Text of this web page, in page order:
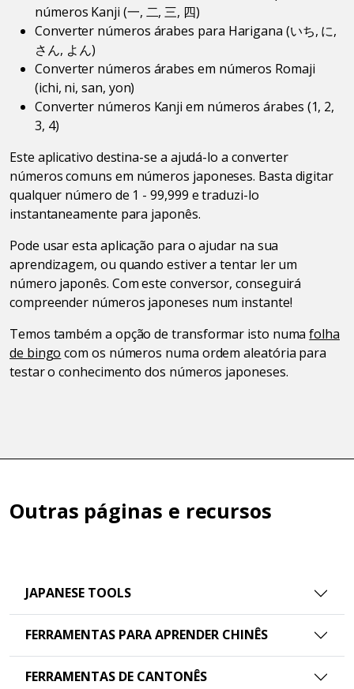
números Kanji (一, 二, 三, 四)
Converter números árabes para Harigana (いち, に,
さん, よん)
Converter números árabes em números Romaji
(ichi, ni, san, yon)
Converter números Kanji em números árabes (1, 2,
3, 4)
Este aplicativo destina-se a ajudá-lo a converter
números comuns em números japoneses. Basta digitar
qualquer número de 1 - 99,999 e traduzi-lo
instantaneamente para japonês.
Pode usar esta aplicação para o ajudar na sua
aprendizagem, ou quando estiver a tentar ler um
número japonês. Com este conversor, conseguirá
compreender números japoneses num instante!
Temos também a opção de transformar isto numafolha
de bingo com os números numa ordem aleatória para
testar o conhecimento dos números japoneses.
Outras páginas e recursos
JAPANESE TOOLS
FERRAMENTAS PARA APRENDER CHINÊS
FERRAMENTAS DE CANTONÊS